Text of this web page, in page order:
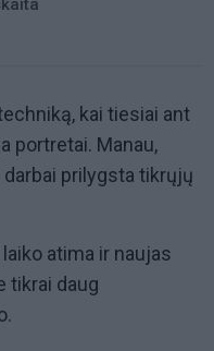
kai tiesiai ant
portretai. Manau,
prilygsta tikrųjų
atima ir naujas
tikrai daug